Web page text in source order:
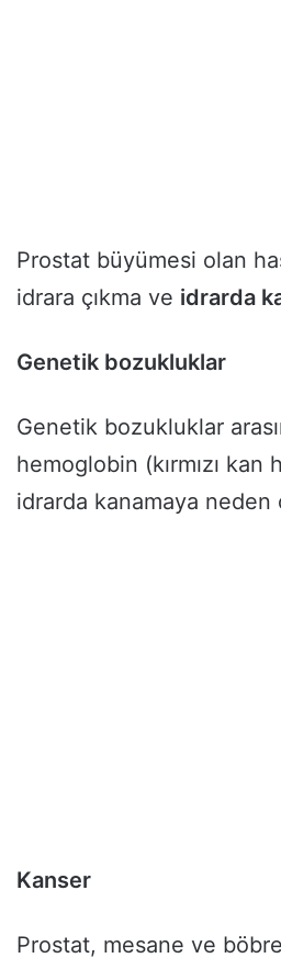
Prostat büyümesi olan
idrara çıkma ve idrarda
Genetik bozukluklar
Genetik bozukluklar
hemoglobin (kırmızı
idrarda kanamaya neden
Kanser
Prostat, mesane ve